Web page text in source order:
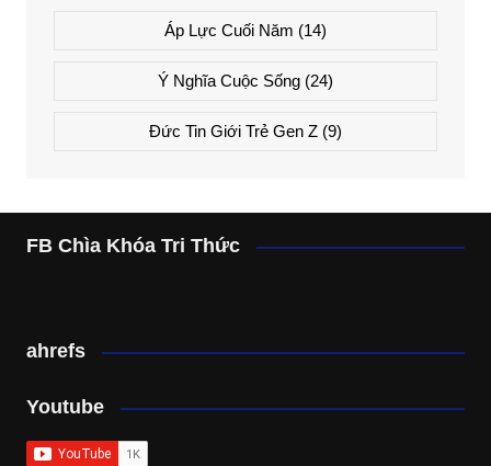
Áp Lực Cuối Năm (14)
Ý Nghĩa Cuộc Sống(24)
Đức Tin Giới Trẻ Gen Z(9)
FB Chìa Khóa Tri Thức
ahrefs
Youtube